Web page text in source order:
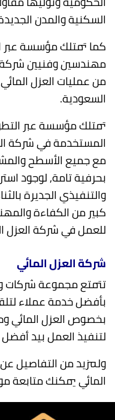
السكنية والمدن
كما تمتلك مؤسسة عبر
مهندسين وفنيين شركة
من عمليات العزل
السعودية.
تمتلك مؤسسة عبر
المستخدمة في شركة
مع جميع الأسطح
بحرفية تامة, لوجود
والتنفيذي الجديرة
كبير من الكفاءة
للعمل في شركة العزل
شركة العزل المائي
تتمتع مجموعة شركات
بأفضل خدمة عملاء
بخصوص العزل المائي
لتنفيذ العمل بيد أفضل
ولمزيد من التفاصيل
المائي يمكنك متابعة